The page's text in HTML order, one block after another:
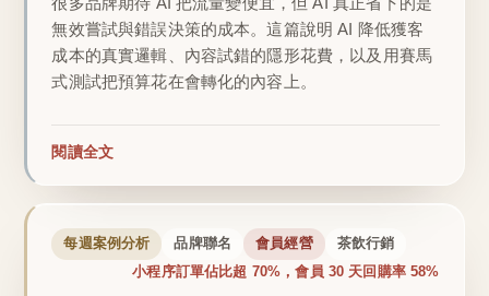
無效嘗試與錯誤決策的成本。這篇說明 AI 降低獲客
成本的真實邏輯、內容試錯的隱形花費，以及用賽馬
式測試把預算花在會轉化的內容上。
閱讀全文
每週案例分析 品牌聯名 會員經營 茶飲行銷
小程序訂單佔比超 70%，會員 30 天回購率 58%